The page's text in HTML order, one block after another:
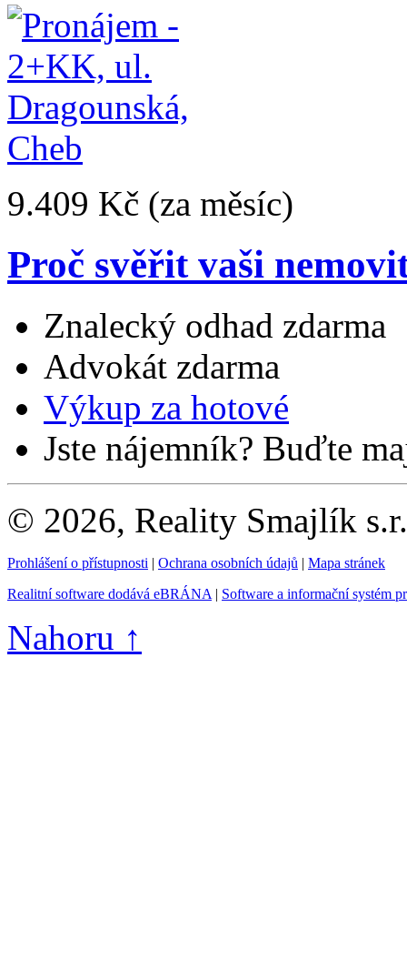
9.409 Kč (za měsíc)
Proč svěřit vaši
Znalecký odhad zdarma
Advokát zdarma
Výkup za hotové
Jste nájemník? Buďte
© 2026, Reality Smajlík
Prohlášení o přístupnosti | Ochrana osobních údajů | Mapa stránek
Realitní software dodává eBRÁNA | Software a informační systém
Nahoru ↑